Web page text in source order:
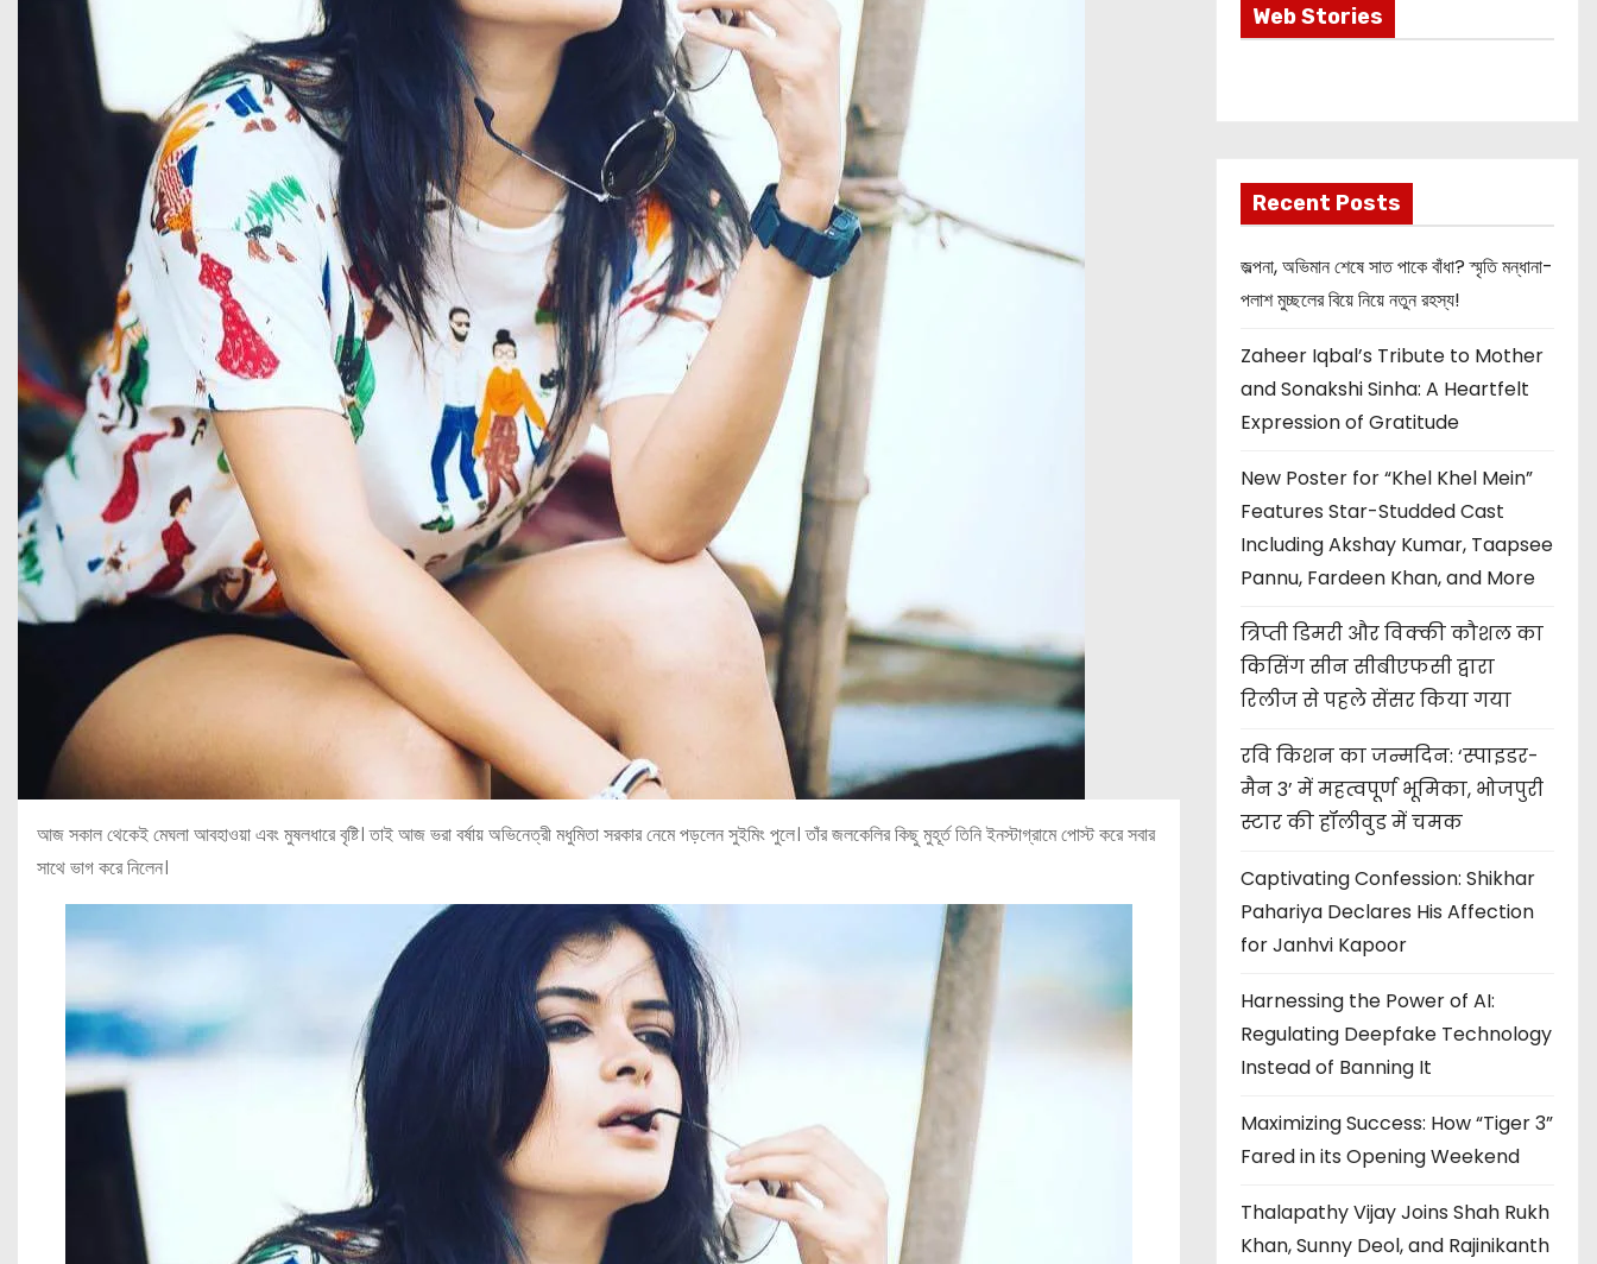
আজ সকাল থেকেই মেঘলা আবহাওয়া এবং মুষলধারে বৃষ্টি। তাই আজ ভরা বর্ষায় অভিনেত্রী মধুমিতা সরকার নেমে পড়লেন সুইমিং পুলে। তাঁর জলকেলির কিছু মুহূর্ত তিনি ইনস্টাগ্রামে পোস্ট করে সবার
সাথে ভাগ করে নিলেন।
Web Stories
Most Important
Info about
Recent Posts
জল্পনা, অভিমান শেষে সাত পাকে বাঁধা? স্মৃতি মন্ধানা-
পলাশ মুচ্ছলের বিয়ে নিয়ে নতুন রহস্য!
Zaheer Iqbal’s Tribute to Mother
and Sonakshi Sinha: A Heartfelt
Expression of Gratitude
New Poster for “Khel Khel Mein”
Features Star-Studded Cast
Including Akshay Kumar, Taapsee
Pannu, Fardeen Khan, and More
त्रिप्ती डिमरी और विक्की कौशल का
किसिंग सीन सीबीएफसी द्वारा
रिलीज से पहले सेंसर किया गया
रवि किशन का जन्मदिन: ‘स्पाइडर-
मैन 3’ में महत्वपूर्ण भूमिका, भोजपुरी
स्टार की हॉलीवुड में चमक
Captivating Confession: Shikhar
Pahariya Declares His Affection
for Janhvi Kapoor
Harnessing the Power of AI:
Regulating Deepfake Technology
Instead of Banning It
Maximizing Success: How “Tiger 3”
Fared in its Opening Weekend
Thalapathy Vijay Joins Shah Rukh
Khan, Sunny Deol, and Rajinikanth